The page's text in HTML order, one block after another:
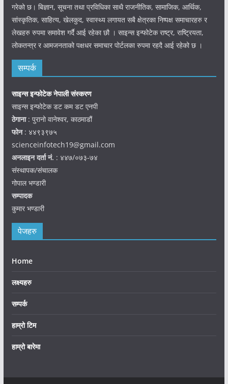
गरेको छ। बिज्ञान, सूचना तथा प्रविधिका साथै राजनीतिक, सामाजिक, आर्थिक,
सांस्कृतिक, साहित्य, खेलकुद, स्वास्थ्य लगायत सबै क्षेत्रका निष्पक्ष समाचारहरु र
लेखहरु रुपमा समावेश गर्दै आई रहेका छौ । साइन्स इन्फोटेक राष्ट्र, राष्ट्रियता,
लोकतन्त्र र आमजनताको पक्षधर समाचार पोर्टलका रुपमा रहदै आई रहेको छ ।
सम्पर्क
साइन्स इन्फोटेक नेपाली संस्करण
साइन्स इन्फोटेक डट कम डट एनपी
ठेगाना: पुरानो वानेश्वर, काठमाडौं
फोन: ४४९३९७५
scienceinfotech19@gmail.com
अनलाइन दर्ता नं. : ४४७/०७३-७४
संस्थापक/संचालक
गोपाल भण्डारी
सम्पादक
कुमार भण्डारी
पेजहरु
Home
लक्ष्यहरु
सम्पर्क
हाम्रो टिम
हाम्रो बारेमा